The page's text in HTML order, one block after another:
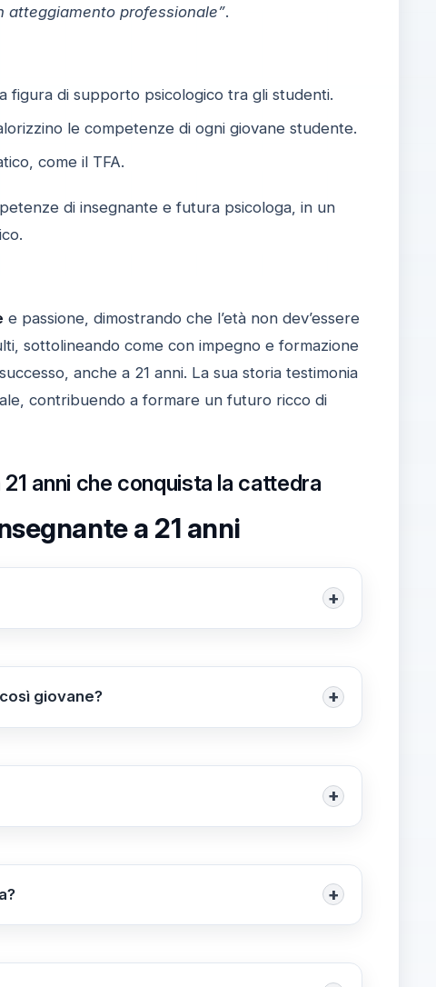
atteggiamento professionale”.
figura di supporto psicologico tra gli studenti.
le competenze di ogni giovane studente.
come il TFA.
di insegnante e futura psicologa, in un
e passione, dimostrando che l’età non dev’essere
sottolineando come con impegno e formazione
anche a 21 anni. La sua storia testimonia
contribuendo a formare un futuro ricco di
anni che conquista la cattedra
a 21 anni
+
al concorso PNRR2, superando le prove
giovane? +
un ruolo di responsabilità e gestire
+
è fondamentale. Gli studenti e i
+
concrete, di dimostrare capacità di